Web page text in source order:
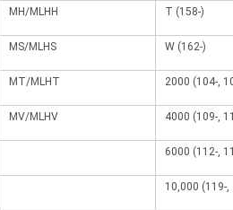
MH/MLHH T (158-)
MS/MLHS W (162-)
MT/MLHT 2000 (104-,
MV/MLHV 4000 (109-,
6000 (112-,
10,000 (119-,